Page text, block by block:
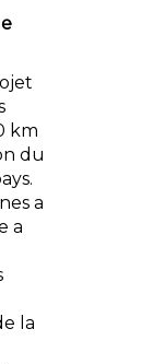
km
du
a
a
la